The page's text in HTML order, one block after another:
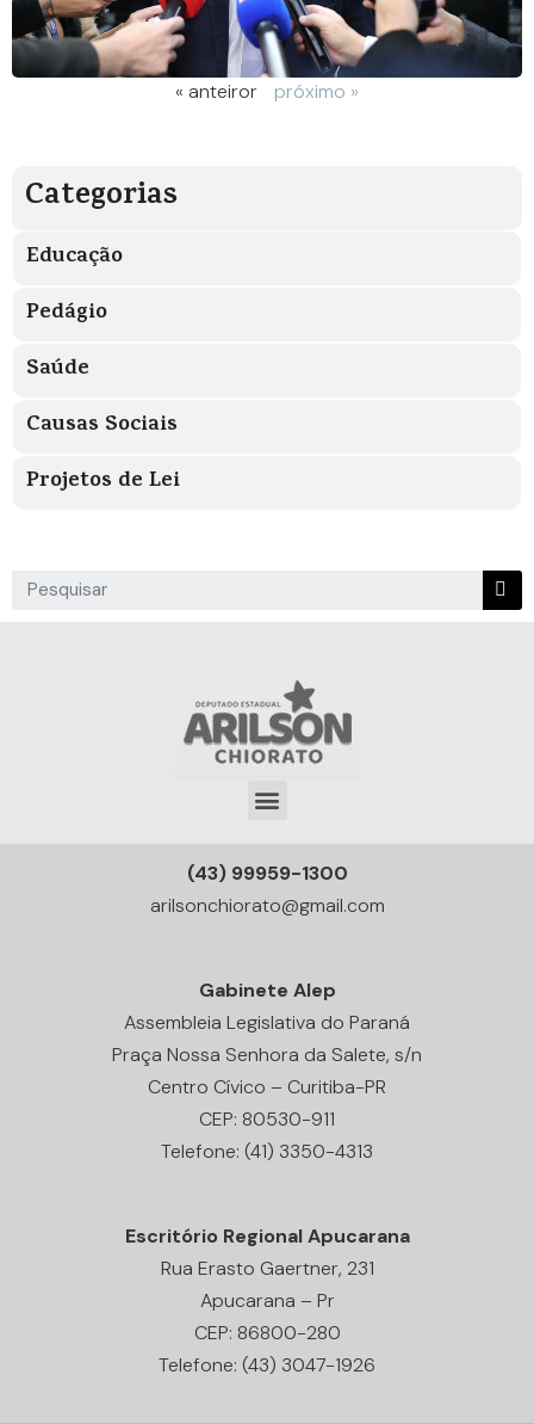
« anteiror próximo »
Categorias
Educação
Pedágio
Saúde
Causas Sociais
Projetos de Lei
(43) 99959-1300
arilsonchiorato@gmail.com
Gabinete Alep
Assembleia Legislativa do Paraná
Praça Nossa Senhora da Salete, s/n
Centro Cívico – Curitiba-PR
CEP: 80530-911
Telefone: (41) 3350-4313
Escritório Regional Apucarana
Rua Erasto Gaertner, 231
Apucarana – Pr
CEP: 86800-280
Telefone: (43) 3047-1926